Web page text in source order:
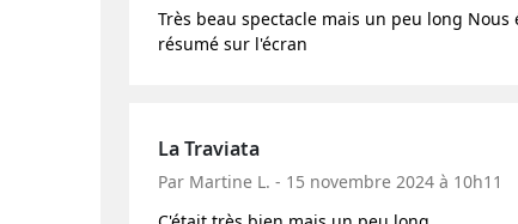
Très beau spectacle mais un peu long
résumé sur l'écran
La Traviata
Par Martine L. - 15 novembre 2024 à 10h11